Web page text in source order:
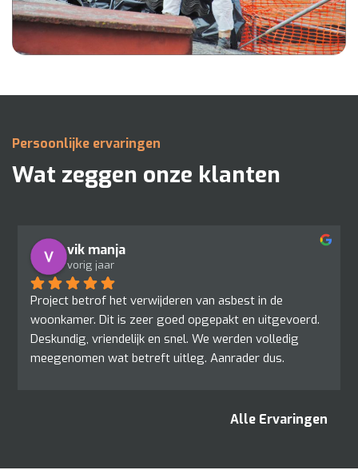
Persoonlijke ervaringen
Wat zeggen onze klanten
vik manja
vorig jaar
Project betrof het verwijderen van asbest in de
woonkamer. Dit is zeer goed opgepakt en uitgevoerd.
Deskundig, vriendelijk en snel. We werden volledig
meegenomen wat betreft uitleg. Aanrader dus.
Alle Ervaringen